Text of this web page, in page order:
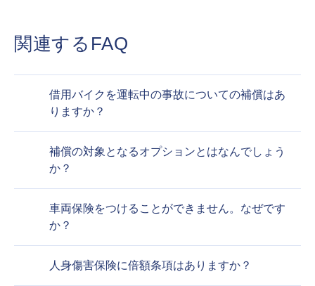
関連するFAQ
借用バイクを運転中の事故についての補償はあ
りますか？
補償の対象となるオプションとはなんでしょう
か？
車両保険をつけることができません。なぜです
か？
人身傷害保険に倍額条項はありますか？